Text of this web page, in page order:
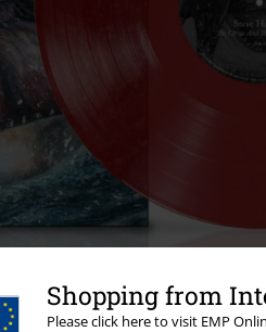
Shopping from
Please click here to visit EMP